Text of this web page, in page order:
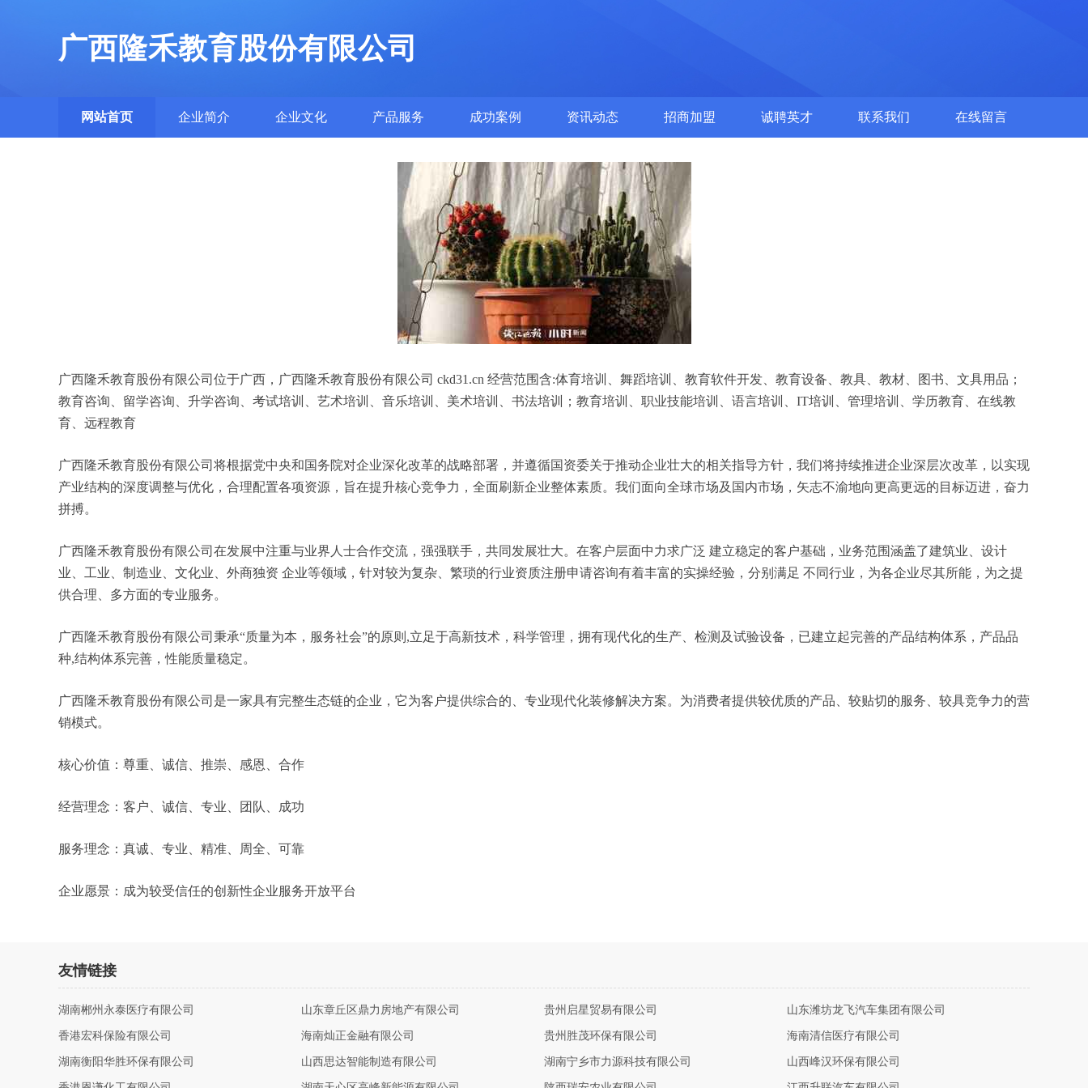
广西隆禾教育股份有限公司
网站首页 企业简介 企业文化 产品服务 成功案例 资讯动态 招商加盟 诚聘英才 联系我们 在线留言
广西隆禾教育股份有限公司位于广西，广西隆禾教育股份有限公司 ckd31.cn 经营范围含:体育培训、舞蹈培训、教育软件开发、教育设备、教具、教材、图书、文具用品；
教育咨询、留学咨询、升学咨询、考试培训、艺术培训、音乐培训、美术培训、书法培训；教育培训、职业技能培训、语言培训、IT培训、管理培训、学历教育、在线教
育、远程教育
广西隆禾教育股份有限公司将根据党中央和国务院对企业深化改革的战略部署，并遵循国资委关于推动企业壮大的相关指导方针，我们将持续推进企业深层次改革，以实现
产业结构的深度调整与优化，合理配置各项资源，旨在提升核心竞争力，全面刷新企业整体素质。我们面向全球市场及国内市场，矢志不渝地向更高更远的目标迈进，奋力
拼搏。
广西隆禾教育股份有限公司在发展中注重与业界人士合作交流，强强联手，共同发展壮大。在客户层面中力求广泛 建立稳定的客户基础，业务范围涵盖了建筑业、设计
业、工业、制造业、文化业、外商独资 企业等领域，针对较为复杂、繁琐的行业资质注册申请咨询有着丰富的实操经验，分别满足 不同行业，为各企业尽其所能，为之提
供合理、多方面的专业服务。
广西隆禾教育股份有限公司秉承“质量为本，服务社会”的原则,立足于高新技术，科学管理，拥有现代化的生产、检测及试验设备，已建立起完善的产品结构体系，产品品
种,结构体系完善，性能质量稳定。
广西隆禾教育股份有限公司是一家具有完整生态链的企业，它为客户提供综合的、专业现代化装修解决方案。为消费者提供较优质的产品、较贴切的服务、较具竞争力的营
销模式。
核心价值：尊重、诚信、推崇、感恩、合作
经营理念：客户、诚信、专业、团队、成功
服务理念：真诚、专业、精准、周全、可靠
企业愿景：成为较受信任的创新性企业服务开放平台
友情链接
湖南郴州永泰医疗有限公司 山东章丘区鼎力房地产有限公司 贵州启星贸易有限公司 山东潍坊龙飞汽车集团有限公司
香港宏科保险有限公司 海南灿正金融有限公司 贵州胜茂环保有限公司 海南清信医疗有限公司
湖南衡阳华胜环保有限公司 山西思达智能制造有限公司 湖南宁乡市力源科技有限公司 山西峰汉环保有限公司